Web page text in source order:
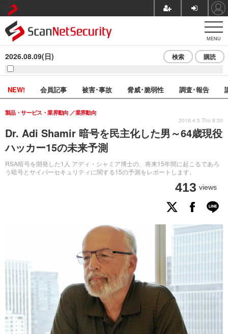
MENU
2026.08.09(日) 検索 購読
NEW! 会員記事 被害･事故 脅威･脆弱性 調査･報告
Dr. Adi Shamir 暗号を民主化した男～64歳現役
ハッカー15の未来予測
RSA暗号を開発した1人 アディ・シャミア博士の、将来15年間に起こるであろ
う暗号とサイバーセキュリティに関する15の予測をレポートします。
製品・サービス・業界動向 業界動向
413 views
2018.4.5 Thu 8:30